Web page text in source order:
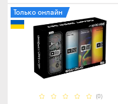
(0)
Только онлайн